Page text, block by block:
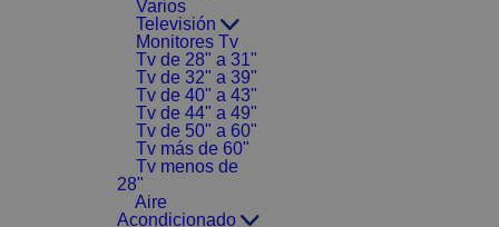
Varios
Televisión
Monitores Tv
Tv de 28" a 31"
Tv de 32" a 39"
Tv de 40" a 43"
Tv de 44" a 49"
Tv de 50" a 60"
Tv más de 60"
Tv menos de
28"
Aire
Acondicionado